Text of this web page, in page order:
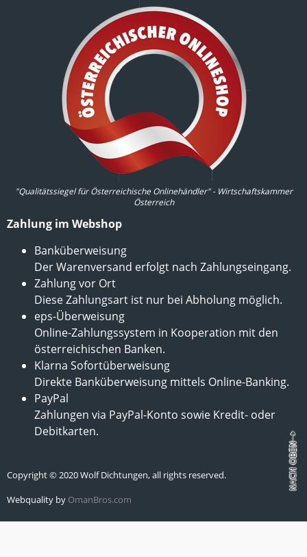
"Qualitätssiegel für Österreichische Onlinehändler" - Wirtschaftskammer
Österreich
Zahlung im Webshop
Banküberweisung
Der Warenversand erfolgt nach Zahlungseingang.
Zahlung vor Ort
Diese Zahlungsart ist nur bei Abholung möglich.
eps-Überweisung
Online-Zahlungssystem in Kooperation mit den
österreichischen Banken.
Klarna Sofortüberweisung
Direkte Banküberweisung mittels Online-Banking.
PayPal
Zahlungen via PayPal-Konto sowie Kredit- oder
Debitkarten.
Copyright © 2020 Wolf Dichtungen, all rights reserved.
Webquality by OmanBros.com